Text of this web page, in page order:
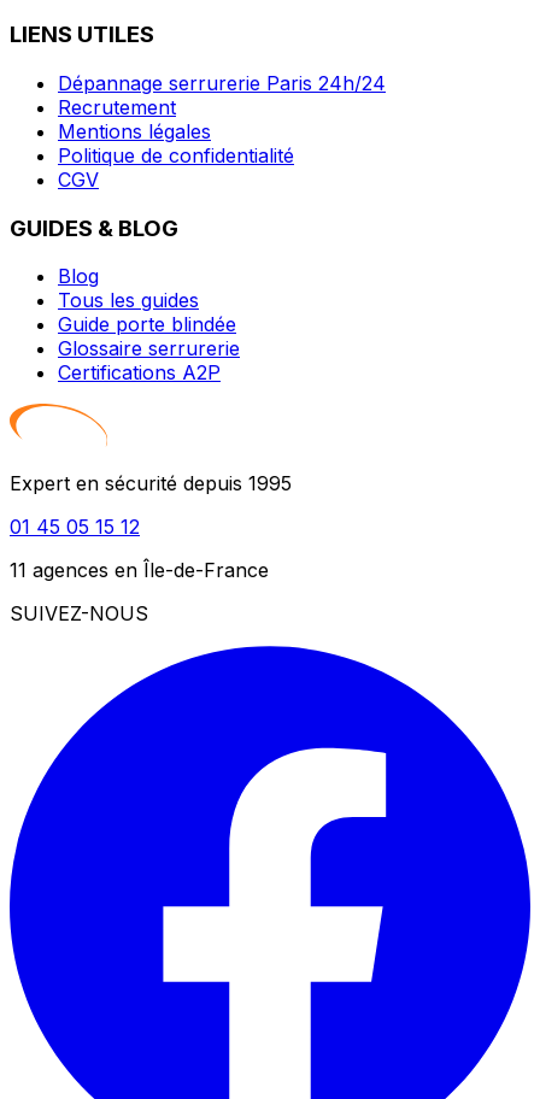
LIENS UTILES
Dépannage serrurerie Paris 24h/24
Recrutement
Mentions légales
Politique de confidentialité
CGV
GUIDES & BLOG
Blog
Tous les guides
Guide porte blindée
Glossaire serrurerie
Certifications A2P
Expert en sécurité depuis 1995
01 45 05 15 12
11 agences en Île-de-France
SUIVEZ-NOUS